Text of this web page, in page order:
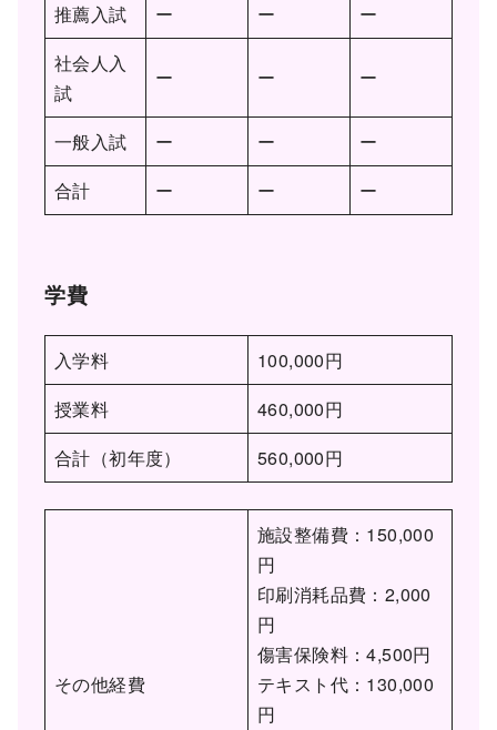
推薦入試
ー ー
ー
社会人入
試
ー ー ー
一般入試 ー ー
ー
合計
ー ー ー
学費
入学料
100,000円
授業料
460,000円
合計（初年度）
560,000円
その他経費
施設整備費：150,000
円
印刷消耗品費：2,000
円
傷害保険料：4,500円
テキスト代：130,000
円